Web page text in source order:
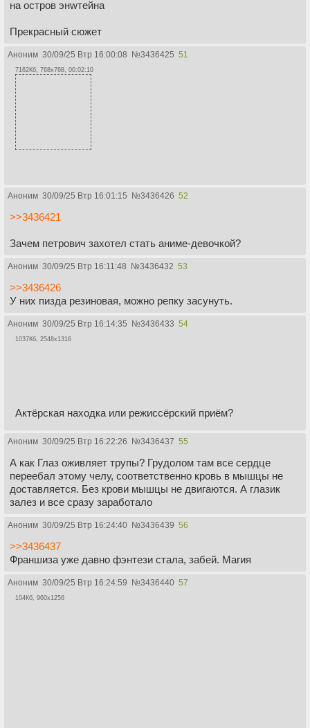
на остров энwтейна
Прекрасный сюжет
Аноним 30/09/25 Втр 16:00:08 №3436425 51
7162Кб, 768x768, 00:02:10
Аноним 30/09/25 Втр 16:01:15 №3436426 52
>>3436421
Зачем петрович захотел стать аниме-девочкой?
Аноним 30/09/25 Втр 16:11:48 №3436432 53
>>3436426
У них пизда резиновая, можно репку засунуть.
Аноним 30/09/25 Втр 16:14:35 №3436433 54
1037Кб, 2548x1316
Актёрская находка или режиссёрский приём?
Аноним 30/09/25 Втр 16:22:26 №3436437 55
А как Глаз оживляет трупы? Грудолом там все сердце
переебал этому челу, соответственно кровь в мышцы не
доставляется. Без крови мышцы не двигаются. А глазик
залез и все сразу заработало
Аноним 30/09/25 Втр 16:24:40 №3436439 56
>>3436437
Франшиза уже давно фэнтези стала, забей. Магия
Аноним 30/09/25 Втр 16:24:59 №3436440 57
104Кб, 960x1256